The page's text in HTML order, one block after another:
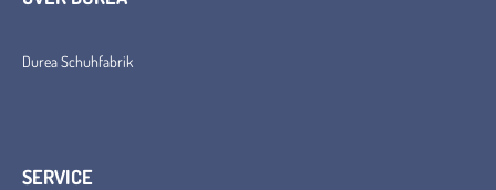
Durea Schuhfabrik
SERVICE